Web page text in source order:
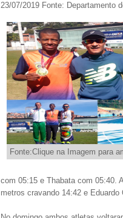
23/07/2019 Fonte: Departamento
Fonte:Clique na Imagem para
com 05:15 e Thabata com 05:40.
metros cravando 14:42 e